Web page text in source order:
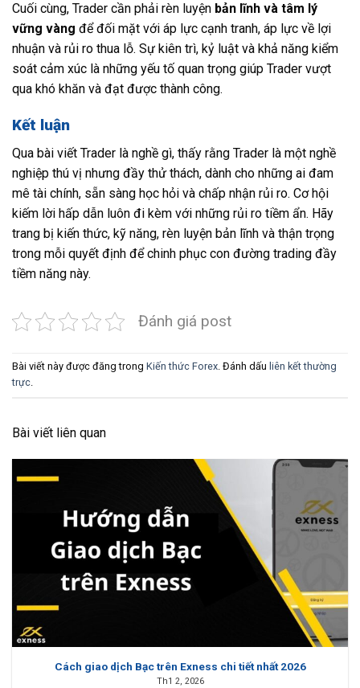
Cuối cùng, Trader cần phải rèn luyện bản lĩnh và tâm lý
vững vàng để đối mặt với áp lực cạnh tranh, áp lực về lợi
nhuận và rủi ro thua lỗ. Sự kiên trì, kỷ luật và khả năng kiểm
soát cảm xúc là những yếu tố quan trọng giúp Trader vượt
qua khó khăn và đạt được thành công.
Kết luận
Qua bài viết Trader là nghề gì, thấy rằng Trader là một nghề
nghiệp thú vị nhưng đầy thử thách, dành cho những ai đam
mê tài chính, sẵn sàng học hỏi và chấp nhận rủi ro. Cơ hội
kiếm lời hấp dẫn luôn đi kèm với những rủi ro tiềm ẩn. Hãy
trang bị kiến thức, kỹ năng, rèn luyện bản lĩnh và thận trọng
trong mỗi quyết định để chinh phục con đường trading đầy
tiềm năng này.
Đánh giá post
Bài viết này được đăng trong Kiến thức Forex . Đánh dấu liên kết thường
trực
Bài viết liên quan
Cách giao dịch Bạc trên Exness chi tiết nhất 2026
Th1 2, 2026